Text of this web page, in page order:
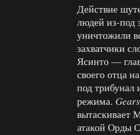
Действие
людей из-под
уничтожили
захватчики
Ясинто —
своего отца
под трибунал
режима.
вытаскивает
атакой Орды